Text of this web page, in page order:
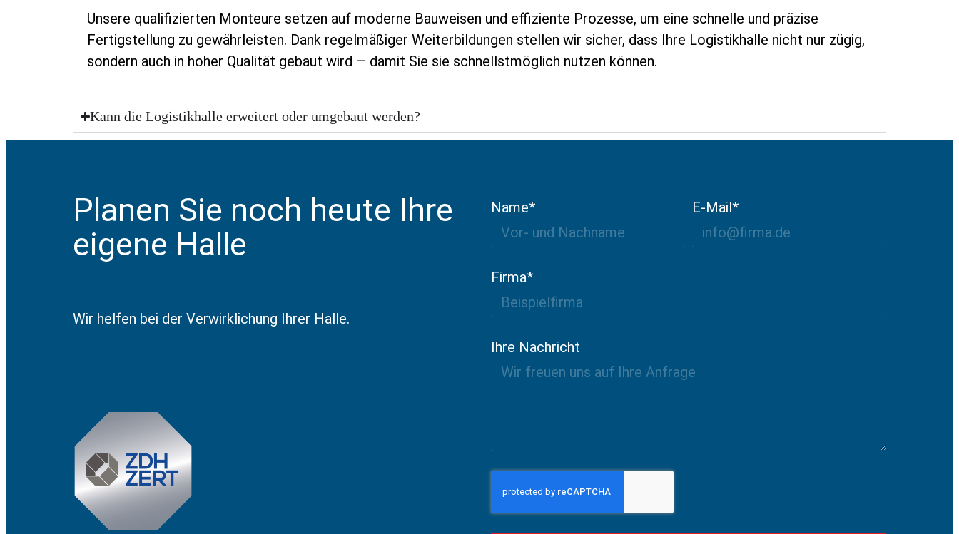
Unsere qualifizierten Monteure setzen auf moderne Bauweisen und effiziente Prozesse, um eine schnelle und präzise
Fertigstellung zu gewährleisten. Dank regelmäßiger Weiterbildungen stellen wir sicher, dass Ihre Logistikhalle nicht nur zügig,
sondern auch in hoher Qualität gebaut wird – damit Sie sie schnellstmöglich nutzen können.
Kann die Logistikhalle erweitert oder umgebaut werden?
Planen Sie noch heute Ihre
eigene Halle
Wir helfen bei der Verwirklichung Ihrer Halle.
Name* E-Mail*
Firma*
Ihre Nachricht